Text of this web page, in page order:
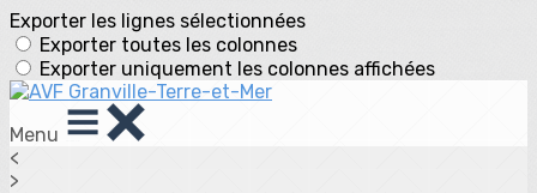
Exporter les lignes sélectionnées
Exporter toutes les colonnes
Exporter uniquement les colonnes affichées
Menu
<
>